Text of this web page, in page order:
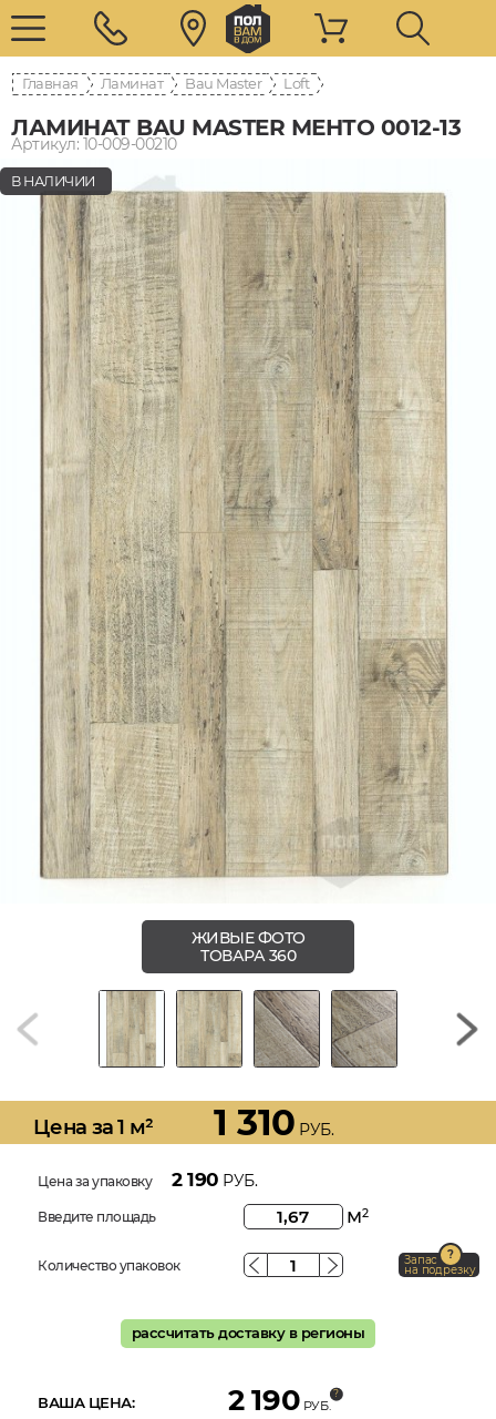
Главная Ламинат Bau Master Loft
ЛАМИНАТ BAU MASTER МЕНТО 0012-13
Артикул: 10-009-00210
В НАЛИЧИИ
ЖИВЫЕ ФОТО
ТОВАРА 360
Цена за 1 м² 1 310 РУБ.
Цена за упаковку 2 190 РУБ.
Введите площадь м2
Количество упаковок Запас
на подрезку
рассчитать доставку в регионы
ВАША ЦЕНА: 2 190 РУБ.